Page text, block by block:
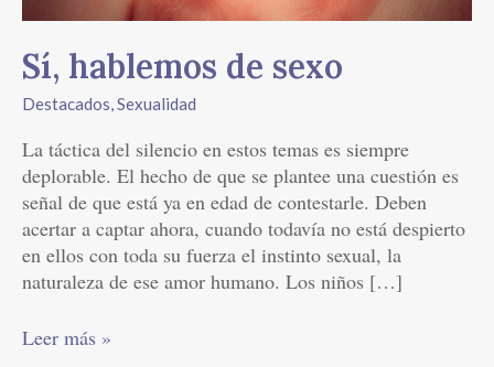
Sí, hablemos de sexo
Destacados Sexualidad
La táctica del silencio en estos temas es siempre
deplorable. El hecho de que se plantee una cuestión es
señal de que está ya en edad de contestarle. Deben
acertar a captar ahora, cuando todavía no está despierto
en ellos con toda su fuerza el instinto sexual, la
naturaleza de ese amor humano. Los niños […]
Leer más »